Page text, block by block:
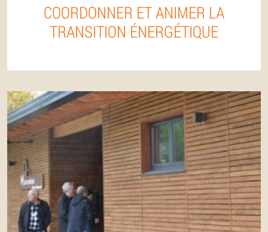
COORDONNER ET ANIMER LA
TRANSITION ÉNERGÉTIQUE